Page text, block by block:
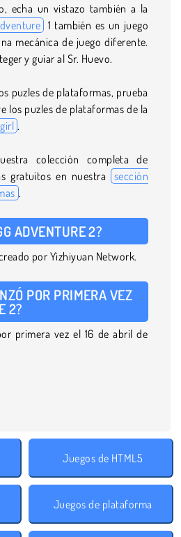
echa un vistazo también a la
1 también es un juego
mecánica de juego diferente.
y guiar al Sr. Huevo.
puzles de plataformas, prueba
los puzles de plataformas de la
.
colección completa de
gratuitos en nuestra
sección
.
ADVENTURE 2?
por Yizhiyuan Network.
POR PRIMERA VEZ
2?
primera vez el 16 de abril de
Juegos de HTML5
Juegos de plataforma